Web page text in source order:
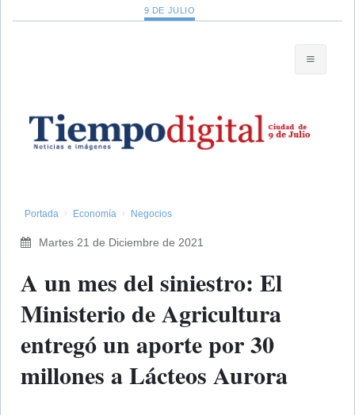
9 DE JULIO
Portada Economía Negocios
Martes 21 de Diciembre de 2021
​A un mes del siniestro: El
Ministerio de Agricultura
entregó un aporte por 30
millones a Lácteos Aurora